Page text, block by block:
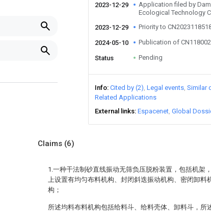
2023-12-29
Application filed by
Ecological Technology
2023-12-29
Priority to
2024-05-10 Publication of
Status Pending
Info Cited by (2) Legal events Similar
Related Applications
External links Espacenet Global
Claims (6)
1.一种干法制砂直线振动无筛负压脱粉装置，包括机架
上设置有均匀布料机构、封闭斜迭振动机构、密闭卸料
构；
所述均料布料机构包括给料斗、给料壳体、卸料斗，所